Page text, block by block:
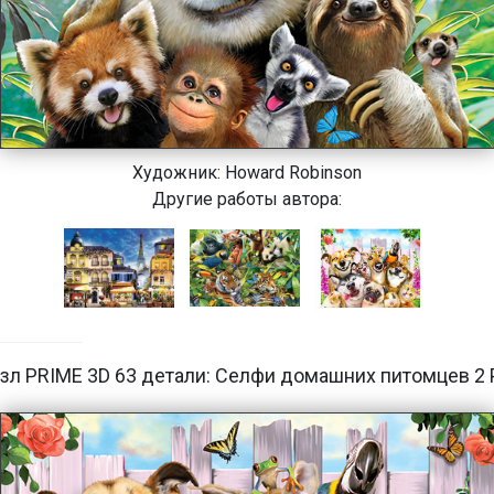
Художник: Howard Robinson
Другие работы автора:
PRIME 3D 63 детали: Селфи домашних питомцев 2